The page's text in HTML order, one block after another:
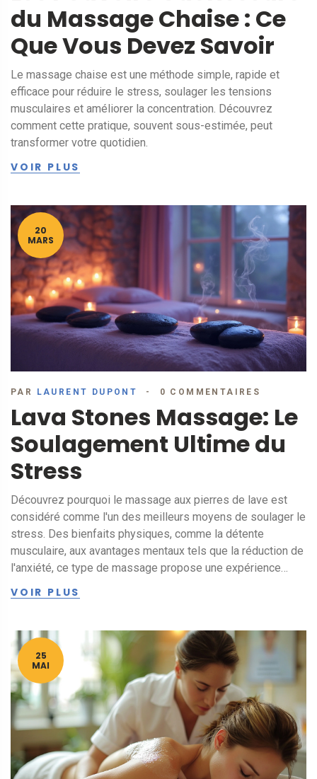
du Massage Chaise : Ce
Que Vous Devez Savoir
Le massage chaise est une méthode simple, rapide et
efficace pour réduire le stress, soulager les tensions
musculaires et améliorer la concentration. Découvrez
comment cette pratique, souvent sous-estimée, peut
transformer votre quotidien.
VOIR PLUS
20
MARS
PAR LAURENT DUPONT 0 COMMENTAIRES
Lava Stones Massage: Le
Soulagement Ultime du
Stress
Découvrez pourquoi le massage aux pierres de lave est
considéré comme l'un des meilleurs moyens de soulager le
stress. Des bienfaits physiques, comme la détente
musculaire, aux avantages mentaux tels que la réduction de
l'anxiété, ce type de massage propose une expérience
et comment les pierres de lave, grâce à leur capacité à
Adoptez ce rituel ancestral pour profiter d'une relaxation
profonde.
VOIR PLUS
25
MAI